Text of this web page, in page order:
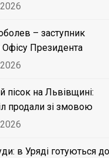
– заступник
Офісу Президента
пісок на Львівщині:
продали зі змовою
в Уряді готуються до